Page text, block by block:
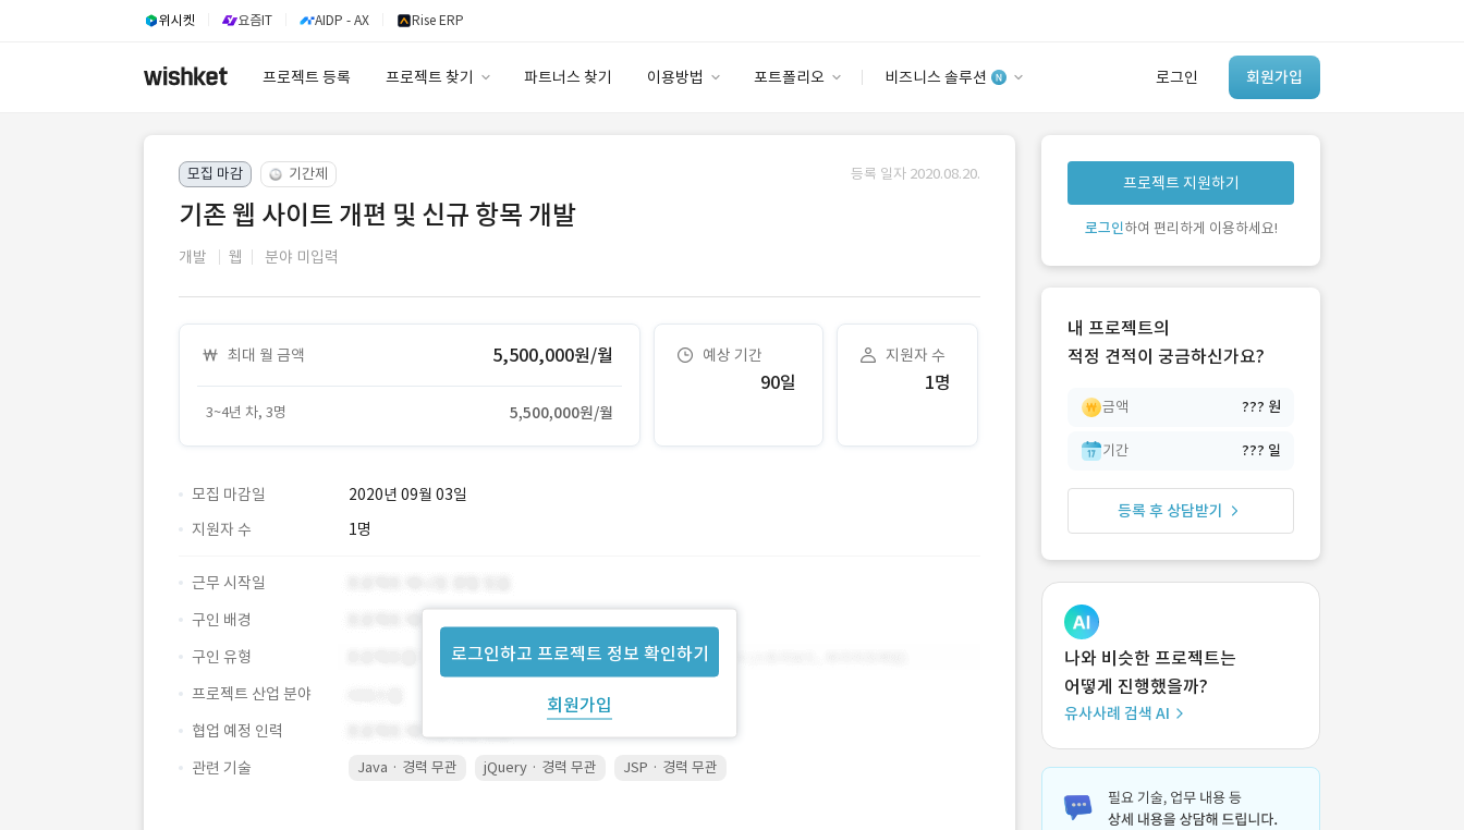
위시켓 요즘IT AIDP - AX Rise ERP
프로젝트 등록 프로젝트 찾기 파트너스 찾기 이용방법 포트폴리오 비즈니스 솔루션 로그인 회원가입
안심 코드 케어
유사사례 검색 AI
‘이런 거’ 만들어본
개발 회사 있어?
모집 마감 기간제 등록 일자 2020.08.20.
기존 웹 사이트 개편 및 신규 항목 개발
개발 웹 분야 미입력
최대 월 금액 5,500,000원/월
3~4년 차, 3명 5,500,000원/월
예상 기간
90일
지원자 수
1명
모집 마감일
2020년 09월 03일
지원자 수
1명
로그인하고 프로젝트 정보 확인하기
회원가입
근무 시작일
구인 배경
구인 유형
프로젝트 산업 분야
협업 예정 인력
관련 기술
Java · 경력 무관 jQuery · 경력 무관 JSP · 경력 무관
프로젝트 지원하기
로그인하여 편리하게 이용하세요!
내 프로젝트의
적정 견적이 궁금하신가요?
금액 ??? 원
기간 ??? 일
등록 후 상담받기
나와 비슷한 프로젝트는
어떻게 진행했을까?
유사사례 검색 AI